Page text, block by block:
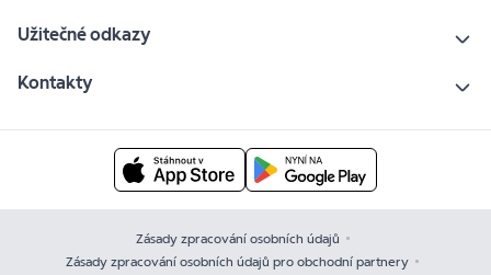
Užitečné odkazy
Kontakty
Zásady zpracování osobních údajů
Zásady zpracování osobních údajů pro obchodní partnery